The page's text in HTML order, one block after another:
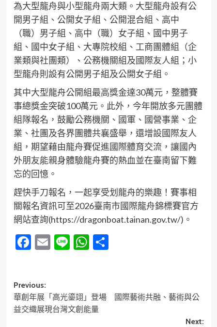
為大型龍舟與小型龍舟兩大類。大型龍舟設有公
開男子組、公開女子組、公開混合組、高中
（職）男子組、高中（職）女子組、國中男子
組、國中女子組、大專院校組、工商團體組（企
業類與社團類）、公務機關組及國際友人組；小
型龍舟則設有公開男子組及公開女子組。
其中大型龍舟公開組最高獎金達30萬元，整體賽
事總獎金突破100萬元。此外，今年開放多元團體
組隊報名，鼓勵公務機關、國軍、國營事業、企
業、社團及各界團體共襄盛舉，還增設國際友人
組，期望藉由龍舟賽促進國際體育交流，讓國內
外朋友能親身體驗龍舟賽的熱血並在臺南留下難
忘的回憶。
趕快手刀報名，一起享受划龍舟的樂趣！賽事相
關報名資訊可至2026臺南市國際龍舟錦標賽官方
網站查詢(https://dragonboat.tainan.gov.tw/)。
Facebook
Email
LineWhatsApp
分
Post
navigation
Previous:
華創年展「高光鎏翊」登場 國際藝術共融、藝術與公
益交織展現台灣文創能量
Next: